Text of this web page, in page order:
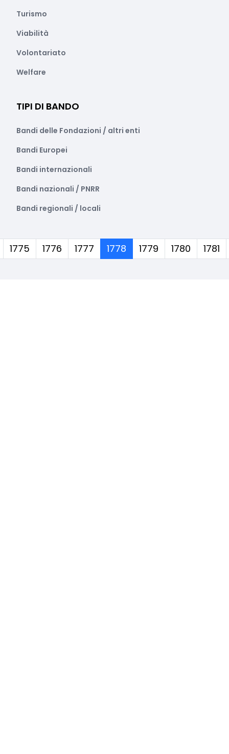
Turismo
Viabilità
Volontariato
Welfare
TIPI DI BANDO
Bandi delle Fondazioni / altri enti
Bandi Europei
Bandi internazionali
Bandi nazionali / PNRR
Bandi regionali / locali
1775 1776 1777 1778 (corrente)
1779 1780 1781